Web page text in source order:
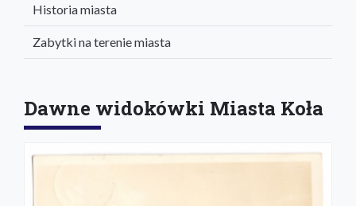
Historia miasta
Zabytki na terenie miasta
Dawne widokówki Miasta Koła